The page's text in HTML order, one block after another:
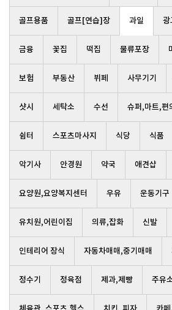
골프용품 골프[연습]장 과일 광
금융 꽃집 떡집 물류포장
보험 부동산 뷔페 사무기기
샷시 세탁소 수선 슈퍼,마트,편
쉼터 스포츠마사지 식당 식품
악기사 안경원 약국 애견샵
요양원,요양복지센터 우유 운동기구
유치원,어린이집 의류,잡화 신발
인테리어 장식 자동차매매,중기매매
정수기 정육점 제과,제빵 주유